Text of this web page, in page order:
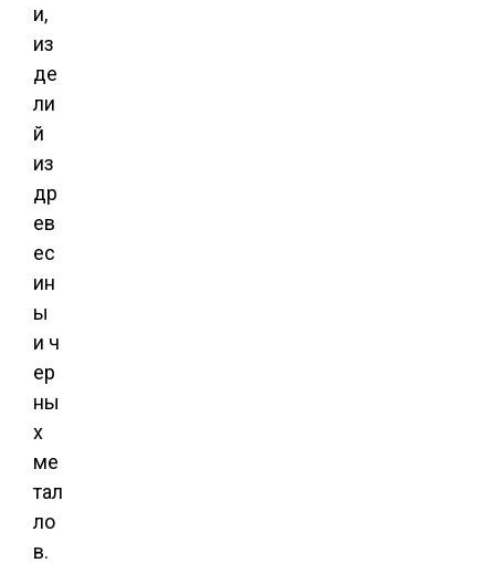
и,
из
де
ли
й
из
др
ев
ес
ин
ы
и ч
ер
ны
х
ме
тал
ло
в.